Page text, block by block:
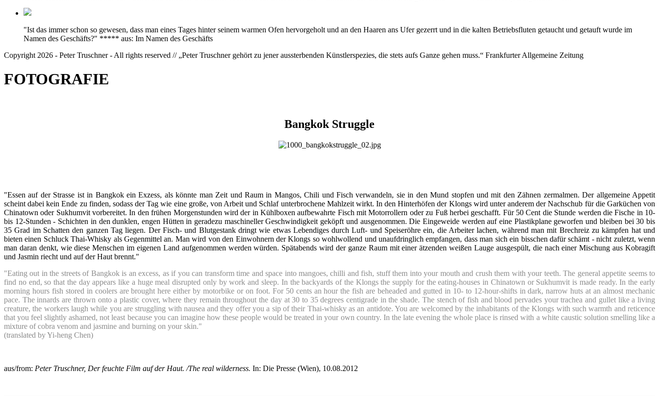
"Ist das immer schon so gewesen, dass man eines Tages hinter seinem warmen Ofen hervorgeholt und an den Haaren ans Ufer gezerrt und in die kalten Betriebsfluten getaucht und getauft wurde im
Namen des Geschäfts?" ***** aus: Im Namen des Geschäfts
Copyright 2026 - Peter Truschner - All rights reserved // „Peter Truschner gehört zu jener aussterbenden Künstlerspezies, die stets aufs Ganze gehen muss.“ Frankfurter Allgemeine Zeitung
FOTOGRAFIE
Bangkok Struggle
"Essen auf der Strasse ist in Bangkok ein Exzess, als könnte man Zeit und Raum in Mangos, Chili und Fisch verwandeln, sie in den Mund stopfen und mit den Zähnen zermalmen. Der allgemeine Appetit
scheint dabei kein Ende zu finden, sodass der Tag wie eine große, von Arbeit und Schlaf unterbrochene Mahlzeit wirkt. In den Hinterhöfen der Klongs wird unter anderem der Nachschub für die Garküchen von
Chinatown oder Sukhumvit vorbereitet. In den frühen Morgenstunden wird der in Kühlboxen aufbewahrte Fisch mit Motorrollern oder zu Fuß herbei geschafft. Für 50 Cent die Stunde werden die Fische in 10-
bis 12-Stunden - Schichten in den dunklen, engen Hütten in geradezu maschineller Geschwindigkeit geköpft und ausgenommen. Die Eingeweide werden auf eine Plastikplane geworfen und bleiben bei 30 bis
35 Grad im Schatten den ganzen Tag liegen. Der Fisch- und Blutgestank dringt wie etwas Lebendiges durch Luft- und Speiseröhre ein, die Arbeiter lachen, während man mit Brechreiz zu kämpfen hat und
bieten einen Schluck Thai-Whisky als Gegenmittel an. Man wird von den Einwohnern der Klongs so wohlwollend und unaufdringlich empfangen, dass man sich ein bisschen dafür schämt - nicht zuletzt, wenn
man daran denkt, wie diese Menschen im eigenen Land aufgenommen werden würden. Spätabends wird der ganze Raum mit einer ätzenden weißen Lauge ausgespült, die nach einer Mischung aus Kobragift
und Jasmin riecht und auf der Haut brennt."
"Eating out in the streets of Bangkok is an excess, as if you can transform time and space into mangoes, chilli and fish, stuff them into your mouth and crush them with your teeth. The general appetite seems to
find no end, so that the day appears like a huge meal disrupted only by work and sleep. In the backyards of the Klongs the supply for the eating-houses in Chinatown or Sukhumvit is made ready. In the early
morning hours fish stored in coolers are brought here either by motorbike or on foot. For 50 cents an hour the fish are beheaded and gutted in 10- to 12-hour-shifts in dark, narrow huts at an almost mechanic
pace. The innards are thrown onto a plastic cover, where they remain throughout the day at 30 to 35 degrees centigrade in the shade. The stench of fish and blood pervades your trachea and gullet like a living
creature, the workers laugh while you are struggling with nausea and they offer you a sip of their Thai-whisky as an antidote. You are welcomed by the inhabitants of the Klongs with such warmth and reticence
that you feel slightly ashamed, not least because you can imagine how these people would be treated in your own country. In the late evening the whole place is rinsed with a white caustic solution smelling like a
mixture of cobra venom and jasmine and burning on your skin."
(translated by Yi-heng Chen)
aus/from: Peter Truschner, Der feuchte Film auf der Haut. /The real wilderness. In: Die Presse (Wien), 10.08.2012